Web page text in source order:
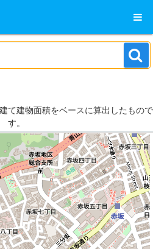
て建物面積をベースに算出したもので
す。